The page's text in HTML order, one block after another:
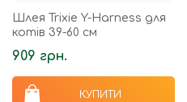
Шлея Trixie Y-Harness для
котів 39-60 см
909 грн.
КУПИТИ